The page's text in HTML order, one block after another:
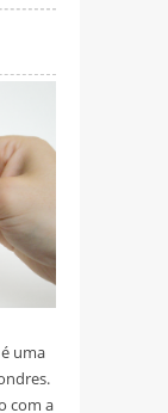
é uma
com a